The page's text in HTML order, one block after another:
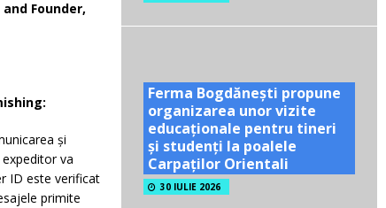
Founder,
și
va
ID este verificat
primite
Ferma Bogdănești propune
organizarea unor vizite
educaționale pentru tineri
și studenți la poalele
Carpaților Orientali
30 IULIE 2026